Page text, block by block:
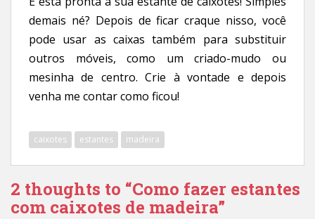
demais né? Depois de ficar craque nisso, você
pode usar as caixas também para substituir
outros móveis, como um criado-mudo ou
mesinha de centro. Crie à vontade e depois
venha me contar como ficou!
caixotes estantes madeira
2 thoughts to “Como fazer estantes
com caixotes de madeira”